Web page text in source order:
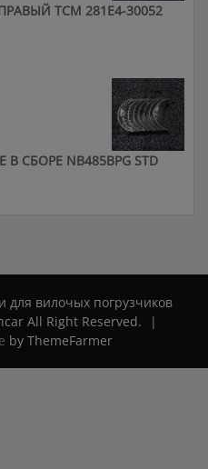
ТСМ 281E4-30052
NB485BPG STD
для вилочых погрузчиков
All Right Reserved.
|
by ThemeFarmer